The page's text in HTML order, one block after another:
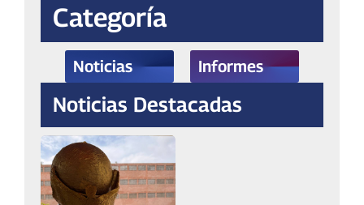
Categoría
Noticias Informes
Noticias Destacadas